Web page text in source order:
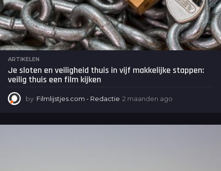
ARTIKELEN
Je sloten en veiligheid thuis in vijf makkelijke stappen:
veilig thuis een film kijken
by Filmlijstjes.com - Redactie 2 maanden ago
a